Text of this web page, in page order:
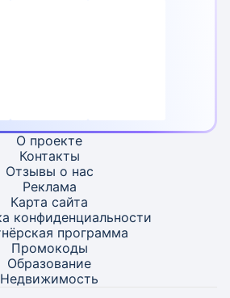
О проекте
Контакты
Отзывы о нас
Реклама
Карта сайта
конфиденциальности
программа
Промокоды
Образование
Недвижимость